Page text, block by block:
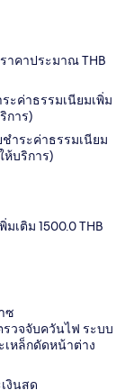
าคาประมาณ THB
ะค่าธรรมเนียมเพิ่ม
การ)
ำระค่าธรรมเนียม
ห้บริการ)
เติม 1500.0 THB
ซ
วจจับควันไฟ ระบบ
หล็กดัดหน้าต่าง
งินสด